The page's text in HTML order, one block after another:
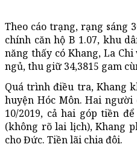
Theo cáo trạng, rạng sáng
chính căn hộ B 1.07, khu
năng thấy có Khang, La
ngủ, thu giữ 34,3815 gam
Quá trình điều tra, Khang
huyện Hóc Môn. Hai
10/2019, cả hai góp tiền
(không rõ lai lịch), Khang
cho Đức. Tiền lãi chia đôi.